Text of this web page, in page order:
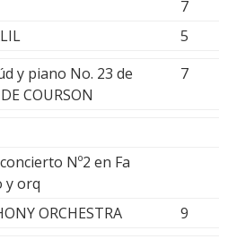
7
5
y piano No. 23 de
COURSON
7
Nº2 en Fa
y orq
ORCHESTRA
9